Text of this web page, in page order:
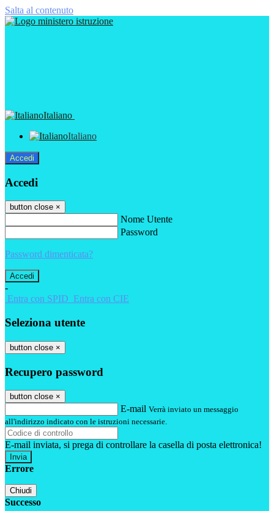
Salta al contenuto
Italiano
Italiano
Accedi
Accedi
button close ×
Nome Utente
Password
Password dimenticata?
-
Entra con SPID Entra con CIE
Seleziona utente
button close ×
Recupero password
button close ×
E-mail Verrà inviato un messaggio
all'indirizzo indicato con le istruzioni necessarie.
E-mail inviata, si prega di controllare la casella di posta elettronica!
Errore
Chiudi
Successo